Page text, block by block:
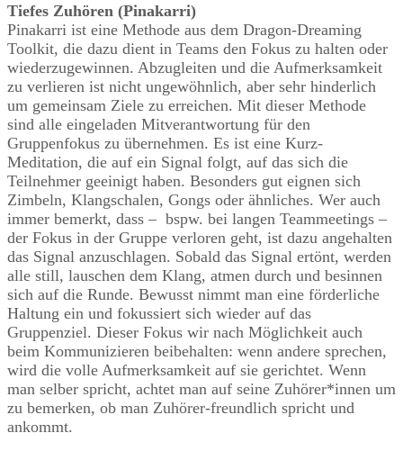
Tiefes Zuhören (Pinakarri)
Pinakarri ist eine Methode aus dem Dragon-Dreaming
Toolkit, die dazu dient in Teams den Fokus zu halten oder
wiederzugewinnen. Abzugleiten und die Aufmerksamkeit
zu verlieren ist nicht ungewöhnlich, aber sehr hinderlich
um gemeinsam Ziele zu erreichen. Mit dieser Methode
sind alle eingeladen Mitverantwortung für den
Gruppenfokus zu übernehmen. Es ist eine Kurz-
Meditation, die auf ein Signal folgt, auf das sich die
Teilnehmer geeinigt haben. Besonders gut eignen sich
Zimbeln, Klangschalen, Gongs oder ähnliches. Wer auch
immer bemerkt, dass – bspw. bei langen Teammeetings –
der Fokus in der Gruppe verloren geht, ist dazu angehalten
das Signal anzuschlagen. Sobald das Signal ertönt, werden
alle still, lauschen dem Klang, atmen durch und besinnen
sich auf die Runde. Bewusst nimmt man eine förderliche
Haltung ein und fokussiert sich wieder auf das
Gruppenziel. Dieser Fokus wir nach Möglichkeit auch
beim Kommunizieren beibehalten: wenn andere sprechen,
wird die volle Aufmerksamkeit auf sie gerichtet. Wenn
man selber spricht, achtet man auf seine Zuhörer*innen um
zu bemerken, ob man Zuhörer-freundlich spricht und
ankommt.